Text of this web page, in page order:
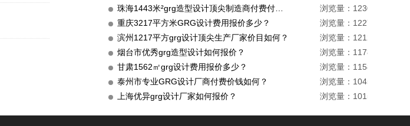
浏览量：1230
重庆3217平方米GRG设计费用报价多少？
浏览量：1227
滨州1217平方grg设计顶尖生产厂家价目如何？
浏览量：1212
烟台市优秀grg造型设计如何报价？
浏览量：1178
甘肃1562㎡grg设计费用报价多少？
浏览量：1158
泰州市专业GRG设计厂商付费价钱如何？
浏览量：1045
上海优异grg设计厂家如何报价？
浏览量：1015